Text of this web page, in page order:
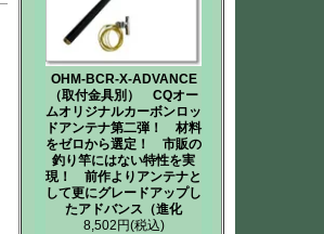
OHM-BCR-X-ADVANCE
（取付金具別） CQオー
ムオリジナルカーボンロッ
ドアンテナ第二弾！ 材料
をゼロから選定！ 市販の
釣り竿にはない特性を実
現！ 前作よりアンテナと
して更にグレードアップし
たアドバンス（進化
8,502円(税込)